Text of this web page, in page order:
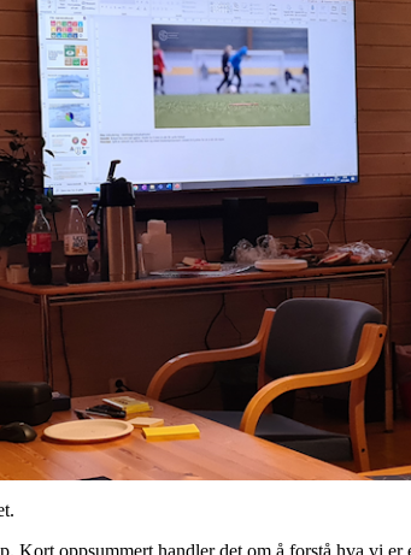
Kort oppsummert handler det om å forstå hva vi